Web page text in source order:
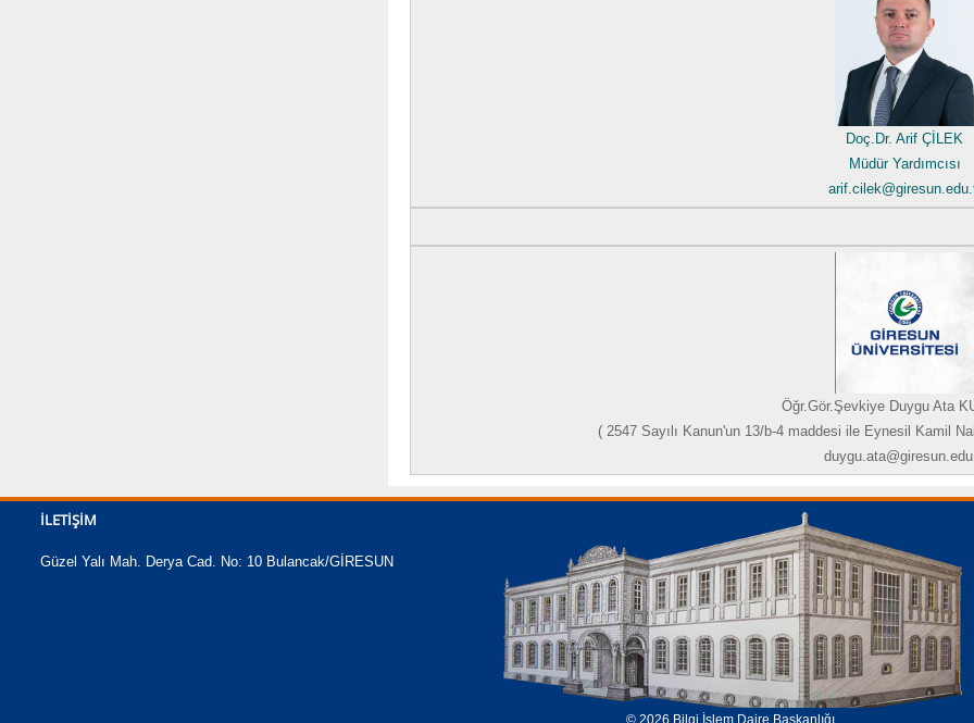
Doç.Dr. Arif ÇİLEK
Müdür Yardımcısı
Öğr.Gör.Şevkiye Duygu Ata
( 2547 Sayılı Kanun'un 13/b-4 maddesi ile Eynesil Kamil
İLETIŞIM
Güzel Yalı Mah. Derya Cad. No: 10 Bulancak/GİRESUN
© 2026 Bilgi İşlem Daire Başkanlığı